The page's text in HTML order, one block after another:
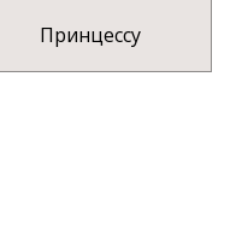
Принцессу